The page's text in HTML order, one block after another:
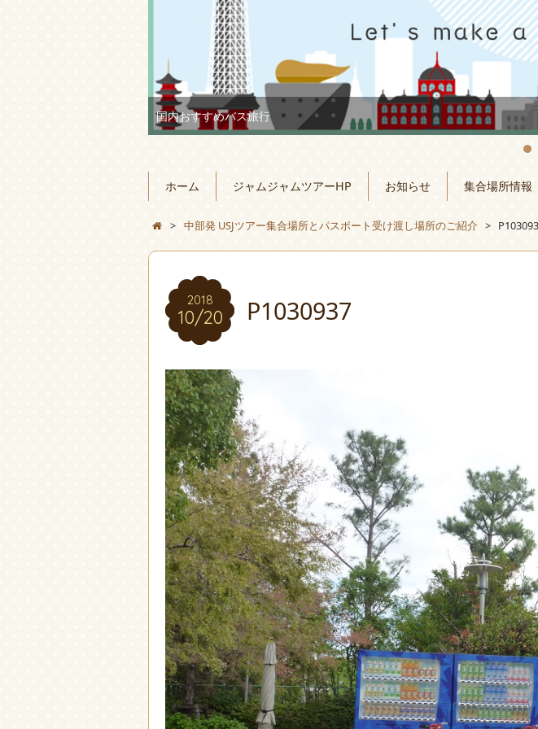
国内おすすめバス旅行
ホーム ジャムジャムツアーHP お知らせ 集合場所情報
> 中部発 USJツアー集合場所とパスポート受け渡し場所のご紹介 >
2018
10/20 P1030937